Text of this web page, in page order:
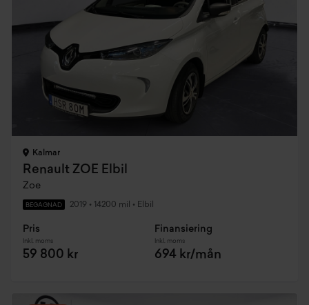
Kalmar
Renault ZOE Elbil
Zoe
BEGAGNAD 2019 • 14200 mil • Elbil
Pris
Inkl. moms
59 800 kr
Finansiering
Inkl. moms
694 kr/mån